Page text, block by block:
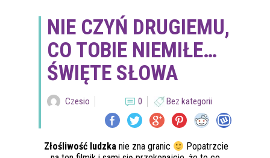
NIE CZYŃ DRUGIEMU,
CO TOBIE NIEMIŁE…
ŚWIĘTE SŁOWA
Czesio 0 Bez kategorii
Złośliwość ludzkanie zna granic
Popatrzcie